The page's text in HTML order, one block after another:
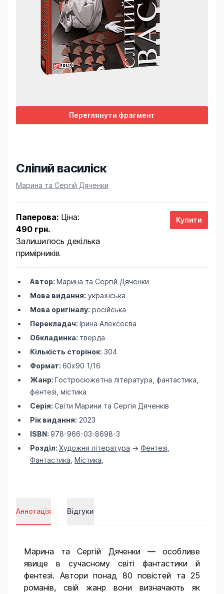
Переглянути фрагмент
Сліпий василіск
Product information
Марина та Сергій Дяченки
Паперова: Ціна:
490 грн.
Залишилось декілька
примірників
Автор: Марина та Сергій Дяченки
Мова видання: українська
Мова оригіналу: російська
Перекладач: Ірина Алексеєва
Обкладинка: тверда
Кількість сторінок: 304
Формат: 60х90 1/16
Жанр: Гостросюжетна література, фантастика,
фентезі, містика
Серія: Світи Марини та Сергія Дяченків
Рік видання: 2023
ISBN: 978-966-03-8698-3
Розділ: Художня література -> Фентезі
Фантастика Містика
Аннотація Відгуки
Марина та Сергій Дяченки — особливе
явище в сучасному світі фантастики й
фентезі. Автори понад 80 повістей та 25
романів, свій жанр вони визначають як